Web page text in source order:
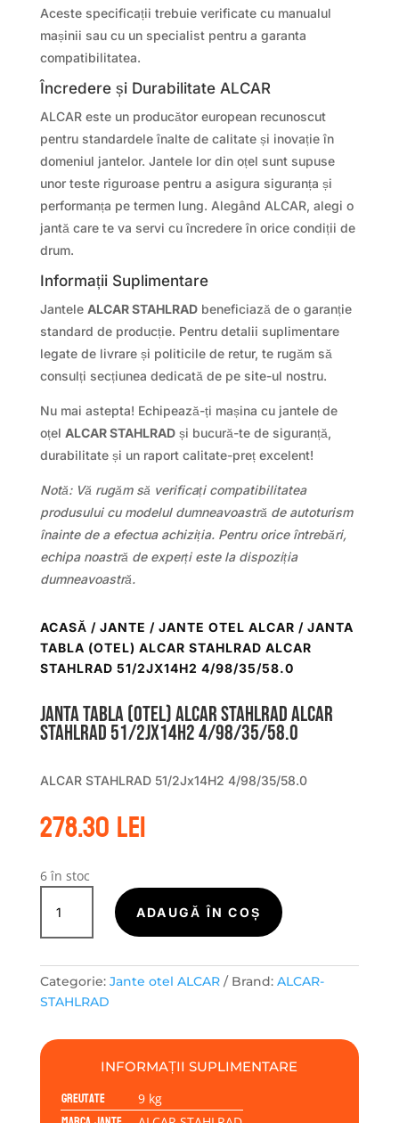
Aceste specificații trebuie verificate cu manualul
mașinii sau cu un specialist pentru a garanta
compatibilitatea.
Încredere și Durabilitate ALCAR
ALCAR este un producător european recunoscut
pentru standardele înalte de calitate și inovație în
domeniul jantelor. Jantele lor din oțel sunt supuse
unor teste riguroase pentru a asigura siguranța și
performanța pe termen lung. Alegând ALCAR, alegi o
jantă care te va servi cu încredere în orice condiții de
drum.
Informații Suplimentare
Jantele ALCAR STAHLRADbeneficiază de o garanție
standard de producție. Pentru detalii suplimentare
legate de livrare și politicile de retur, te rugăm să
consulți secțiunea dedicată de pe site-ul nostru.
Nu mai astepta! Echipează-ți mașina cu jantele de
oțel ALCAR STAHLRADși bucură-te de siguranță,
durabilitate și un raport calitate-preț excelent!
Notă: Vă rugăm să verificați compatibilitatea
produsului cu modelul dumneavoastră de autoturism
înainte de a efectua achiziția. Pentru orice întrebări,
echipa noastră de experți este la dispoziția
dumneavoastră.
ACASĂ / JANTE / JANTE OTEL ALCAR / JANTA
TABLA (OTEL) ALCAR STAHLRAD ALCAR
STAHLRAD 51/2JX14H2 4/98/35/58.0
Janta tabla (otel) ALCAR STAHLRAD ALCAR
STAHLRAD 51/2Jx14H2 4/98/35/58.0
ALCAR STAHLRAD 51/2Jx14H2 4/98/35/58.0
278.30lei
6 în stoc
Cantitate
Janta
tabla
ALCAR
STAHLRAD
STAHLRAD
51/2Jx14H2
ADAUGĂ ÎN COȘ
Categorie: Jante otel ALCAR Brand: ALCAR-
STAHLRAD
INFORMAȚII SUPLIMENTARE
Greutate 9 kg